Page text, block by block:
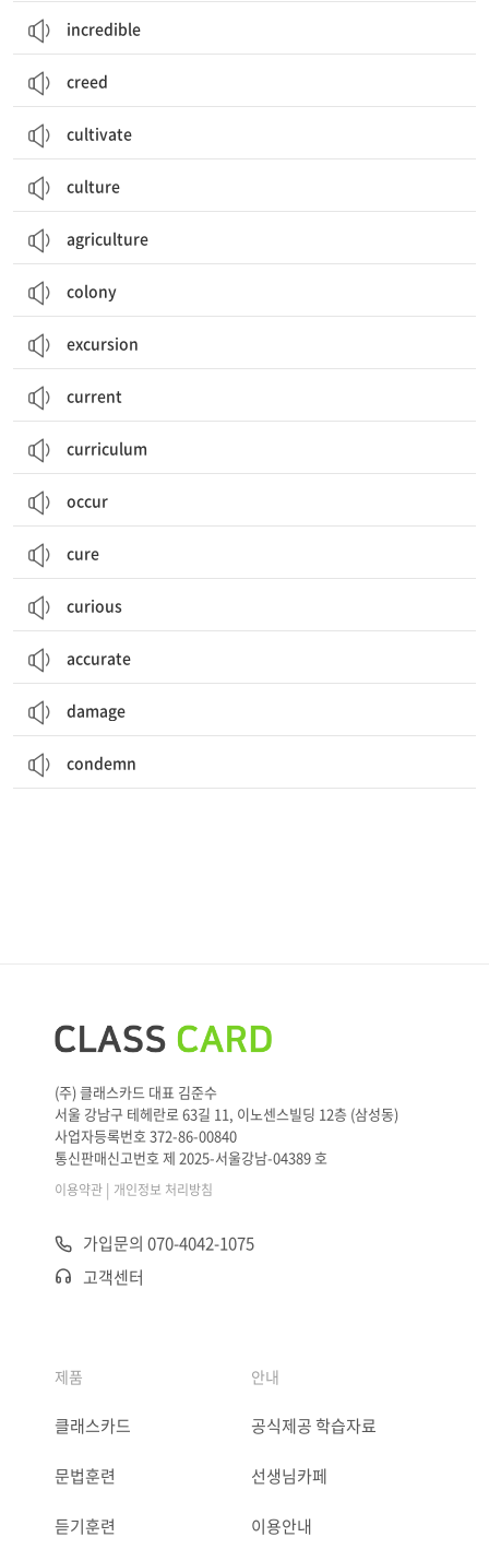
incredible
creed
cultivate
culture
agriculture
colony
excursion
current
curriculum
occur
cure
curious
accurate
damage
condemn
(주) 클래스카드 대표 김준수
서울 강남구 테헤란로 63길 11, 이노센스빌딩 12층 (삼성동)
사업자등록번호 372-86-00840
통신판매신고번호 제 2025-서울강남-04389 호
이용약관 | 개인정보 처리방침
가입문의 070-4042-1075
고객센터
제품
클래스카드
문법훈련
듣기훈련
안내
공식제공 학습자료
선생님카페
이용안내